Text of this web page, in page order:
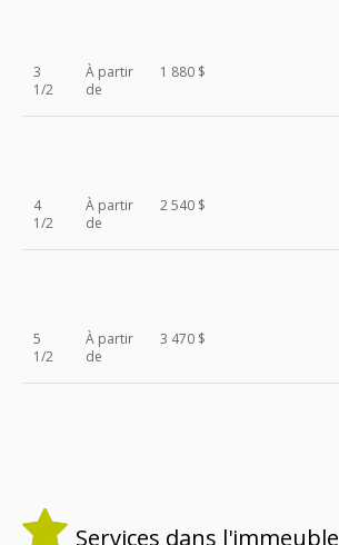
3
1/2
À partir
de
1 880 $
4
1/2
À partir
de
2 540 $
5
1/2
À partir
de
3 470 $
Services dans l'immeuble